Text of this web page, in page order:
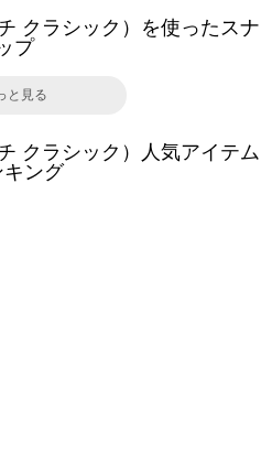
クラシック）を使ったスナ
プ
と見る
クラシック）人気アイテム
キング